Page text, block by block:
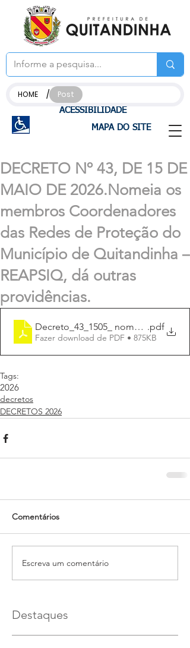
ACESSIBILIDADE
MAPA DO SITE
HOME / Post
DECRETO Nº 43, DE 15 DE
MAIO DE 2026.Nomeia os
membros Coordenadores
das Redes de Proteção do
Município de Quitandinha –
REAPSIQ, dá outras
providências.
Decreto_43_1505_ .pdf
Fazer download de PDF • 875KB
Tags:
2026
decretos
DECRETOS 2026
Comentários
Escreva um comentário
Destaques